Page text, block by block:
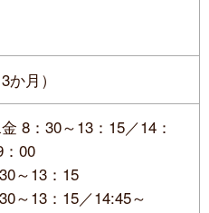
か月）
8：30～13：15／14：
00
～13：15
～13：15／14:45～